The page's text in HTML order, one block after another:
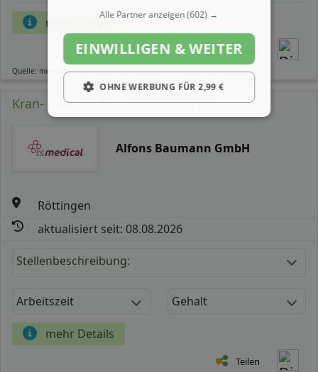
mehr Details
Teilen
Quelle: meinestadt.de
Kran- und Staplerfahrer (m/ w/ d)
Alfons Baumann GmbH
Röttingen
aktualisiert seit: 08.08.2026
Stellenbeschreibung:
Arbeitszeit Gehalt
mehr Details
Teilen
Alle Partner anzeigen(602) →
EINWILLIGEN & WEITER
OHNE WERBUNG FÜR 2,99 €